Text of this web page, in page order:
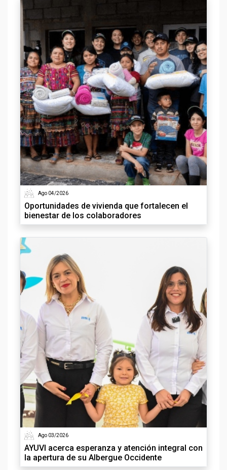
Ago 04/2026
Oportunidades de vivienda que fortalecen el
bienestar de los colaboradores
Ago 03/2026
AYUVI acerca esperanza y atención integral con
la apertura de su Albergue Occidente